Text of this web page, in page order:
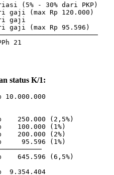
(5% - 30% dari PKP)
gaji (max Rp 120.000)
gaji
(max Rp 95.596)
status K/1:
250.000 (2,5%)
100.000 (1%)
(2%)
95.596 (1%)
645.596 (6,5%)